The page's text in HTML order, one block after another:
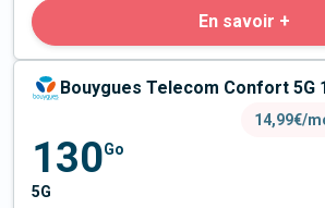
En savoir +
Bouygues Telecom Confort 5G
14,99€/
130Go
5G